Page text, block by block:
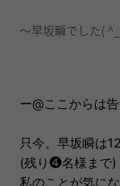
〜早坂瞬でした(
ー@ここからは
只今、早坂瞬は
(残り❹名様まで)
私のことが気に